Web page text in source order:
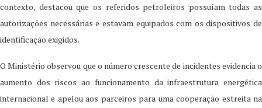
contexto, destacou que os referidos petroleiros possuíam todas as
autorizações necessárias e estavam equipados com os dispositivos de
identificação exigidos.
O Ministério observou que o número crescente de incidentes evidencia o
aumento dos riscos ao funcionamento da infraestrutura energética
internacional e apelou aos parceiros para uma cooperação estreita na